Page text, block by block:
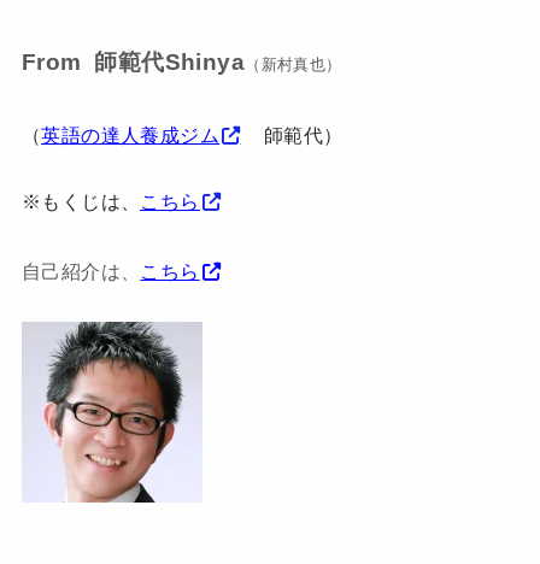
From 師範代Shinya （新村真也）
（英語の達人養成ジム 師範代）
※もくじは、 こちら
自己紹介は、 こちら